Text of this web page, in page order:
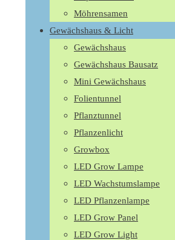
Möhrensamen
Gewächshaus & Licht
Gewächshaus
Gewächshaus Bausatz
Mini Gewächshaus
Folientunnel
Pflanztunnel
Pflanzenlicht
Growbox
LED Grow Lampe
LED Wachstumslampe
LED Pflanzenlampe
LED Grow Panel
LED Grow Light